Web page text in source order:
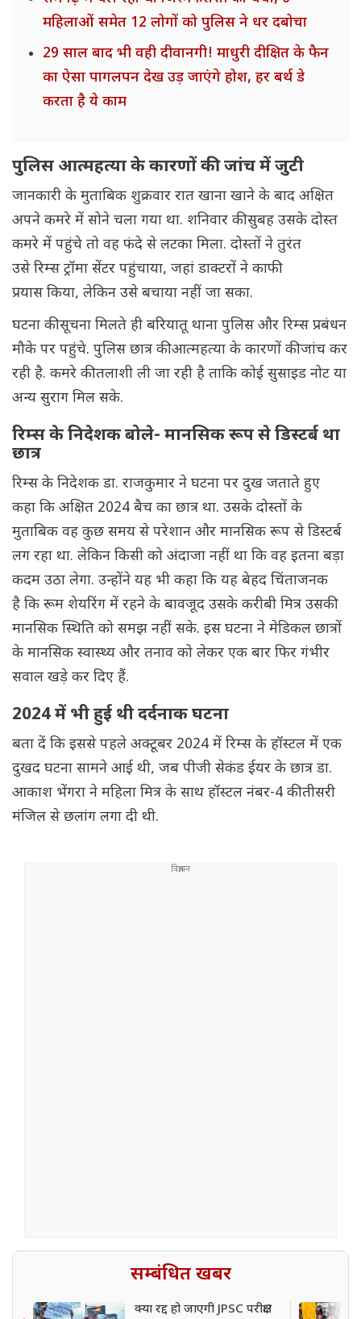
महिलाओं समेत 12 लोगों को पुलिस ने धर दबोचा
29 साल बाद भी वही दीवानगी! माधुरी दीक्षित के फैन
का ऐसा पागलपन देख उड़ जाएंगे होश, हर बर्थ डे
करता है ये काम
पुलिस आत्महत्या के कारणों की जांच में जुटी
जानकारी के मुताबिक शुक्रवार रात खाना खाने के बाद अक्षित
अपने कमरे में सोने चला गया था. शनिवार की सुबह उसके दोस्त
कमरे में पहुंचे तो वह फंदे से लटका मिला. दोस्तों ने तुरंत
उसे रिम्स ट्रॉमा सेंटर पहुंचाया, जहां डाक्टरों ने काफी
प्रयास किया, लेकिन उसे बचाया नहीं जा सका.
घटना की सूचना मिलते ही बरियातू थाना पुलिस और रिम्स प्रबंधन
मौके पर पहुंचे. पुलिस छात्र की आत्महत्या के कारणों की जांच कर
रही है. कमरे की तलाशी ली जा रही है ताकि कोई सुसाइड नोट या
अन्य सुराग मिल सके.
‌रिम्स के निदेशक बोले- मानसिक रूप से डिस्टर्ब था
छात्र
रिम्स के निदेशक डा. राजकुमार ने घटना पर दुख जताते हुए
कहा कि अक्षित 2024 बैच का छात्र था. उसके दोस्तों के
मुताबिक वह कुछ समय से परेशान और मानसिक रूप से डिस्टर्ब
लग रहा था. लेकिन किसी को अंदाजा नहीं था कि वह इतना बड़ा
कदम उठा लेगा. उन्होंने यह भी कहा कि यह बेहद चिंताजनक
है कि रूम शेयरिंग में रहने के बावजूद उसके करीबी मित्र उसकी
मानसिक स्थिति को समझ नहीं सके. इस घटना ने मेडिकल छात्रों
के मानसिक स्वास्थ्य और तनाव को लेकर एक बार फिर गंभीर
सवाल खड़े कर द‌िए हैं.
2024 में भी हुई थी दर्दनाक घटना
बता दें कि इससे पहले अक्टूबर 2024 में रिम्स के हॉस्टल में एक
दुखद घटना सामने आई थी, जब पीजी सेकंड ईयर के छात्र डा.
आकाश भेंगरा ने महिला मित्र के साथ हॉस्टल नंबर-4 की तीसरी
मंजिल से छलांग लगा दी थी.
सम्बंधित खबर
क्या रद्द हो जाएगी JPSC परीक्षा?